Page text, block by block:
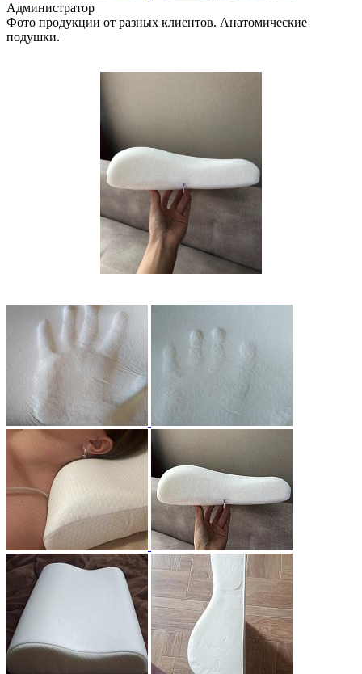
Администратор
Фото продукции от разных клиентов. Анатомические
подушки.